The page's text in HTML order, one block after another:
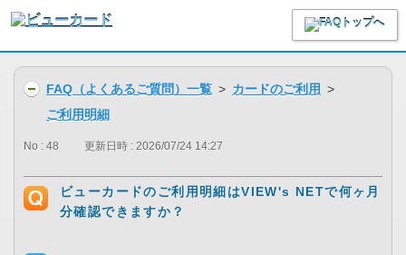
FAQ（よくあるご質問）一覧 > カードのご利用 >
ご利用明細
No : 48 更新日時 : 2026/07/24 14:27
ビューカードのご利用明細はVIEW's NETで何ヶ月
分確認できますか？